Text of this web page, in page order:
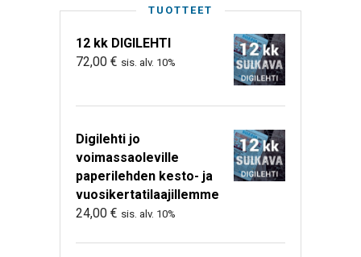
TUOTTEET
12 kk DIGILEHTI
72,00 € sis. alv. 10%
Digilehti jo
voimassaoleville
paperilehden kesto- ja
vuosikertatilaajillemme
24,00 € sis. alv. 10%